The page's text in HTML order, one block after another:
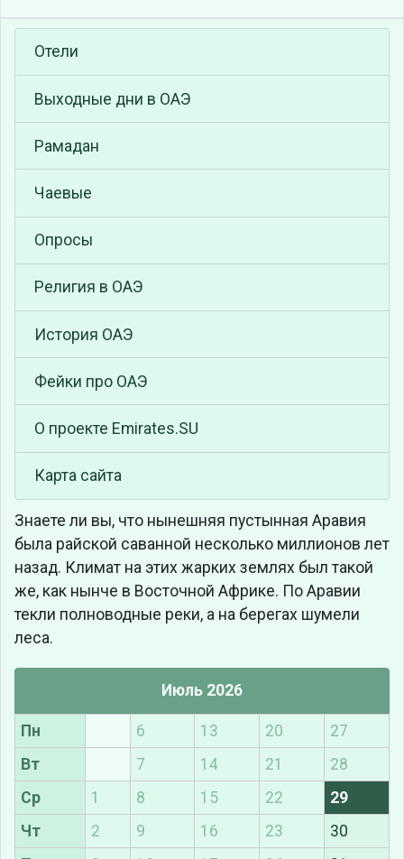
Отели
Выходные дни в ОАЭ
Рамадан
Чаевые
Опросы
Религия в ОАЭ
История ОАЭ
Фейки про ОАЭ
О проекте Emirates.SU
Карта сайта
Знаете ли вы, что нынешняя пустынная Аравия
была райской саванной несколько миллионов лет
назад. Климат на этих жарких землях был такой
же, как нынче в Восточной Африке. По Аравии
текли полноводные реки, а на берегах шумели
леса.
Июль 2026
Пн 6 13 20
27
Вт
7 14 21
28
Ср
1 8 15 22
29
Чт
2 9 16 23
30